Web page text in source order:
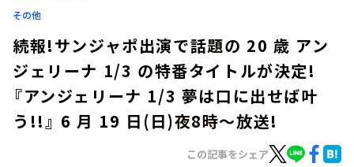
その他
続報!サンジャポ出演で話題の 20 歳 アン
ジェリーナ 1/3 の特番タイトルが決定!
『アンジェリーナ 1/3 夢は口に出せば叶
う!!』 6 月 19 日(日)夜8時～放送!
この記事をシェア